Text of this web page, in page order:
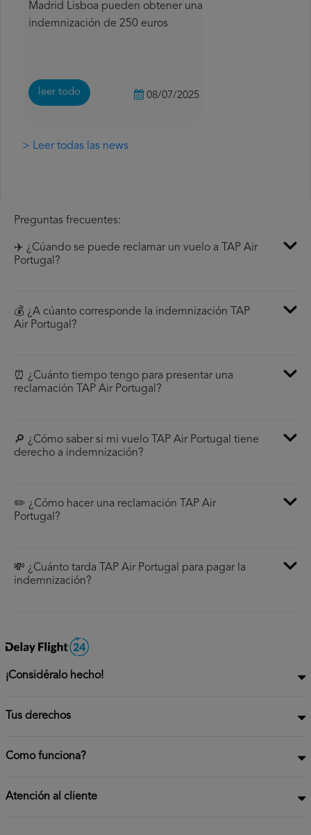
Madrid Lisboa pueden obtener una
indemnización de 250 euros
leer todo 08/07/2025
> Leer todas las news
Preguntas frecuentes:
✈️ ¿Cúando se puede reclamar un vuelo a TAP Air
Portugal?
💰 ¿A cúanto corresponde la indemnización TAP
Air Portugal?
⏰ ¿Cuánto tiempo tengo para presentar una
reclamación TAP Air Portugal?
🔎 ¿Cómo saber si mi vuelo TAP Air Portugal tiene
derecho a indemnización?
✏️ ¿Cómo hacer una reclamación TAP Air
Portugal?
💸 ¿Cuánto tarda TAP Air Portugal para pagar la
indemnización?
¡Considéralo hecho!
Tus derechos
Como funciona?
Atención al cliente